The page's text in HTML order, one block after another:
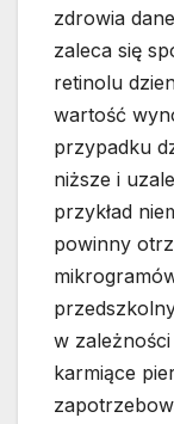
zdrowia
zaleca się
retinolu
wartość
przypadku
niższe i
przykład
powinny
w
karmiące